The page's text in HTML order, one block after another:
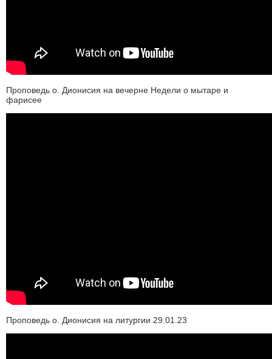
Проповедь о. Дионисия на вечерне Недели о мытаре и
фарисее
Проповедь о. Дионисия на литургии 29.01.23